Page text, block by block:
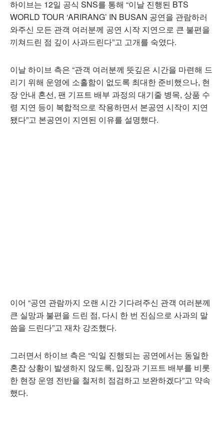
하이브는 12일 공식 SNS를 통해 “이날 진행된 BTS
WORLD TOUR ‘ARIRANG’ IN BUSAN 공연을 관람하러
와주신 모든 관객 여러분께 공연 시작 지연으로 큰 불편을
끼쳐드린 점 깊이 사과드린다”고 고개를 숙였다.
이날 하이브 측은 “관객 여러분께 뜻깊은 시간을 마련해 드
리기 위해 운영에 소홀함이 없도록 최대한 준비했으나, 현
장 안내 혼선, 팬 기프트 배부 과정의 대기줄 병목, 상품 수
령 지연 등이 복합적으로 작용하면서 본공연 시작이 지연
됐다”고 본공연이 지연된 이유를 설명했다.
이어 “공연 관람까지 오랜 시간 기다려주신 관객 여러분께
큰 실망과 불편을 드린 점, 다시 한 번 진심으로 사과의 말
씀을 드린다”고 재차 강조했다.
그러면서 하이브 측은 “익일 진행되는 공연에서는 동일한
혼잡 상황이 발생하지 않도록, 입장과 기프트 배부를 비롯
한 현장 운영 전반을 철저히 점검하고 보완하겠다”고 약속
했다.